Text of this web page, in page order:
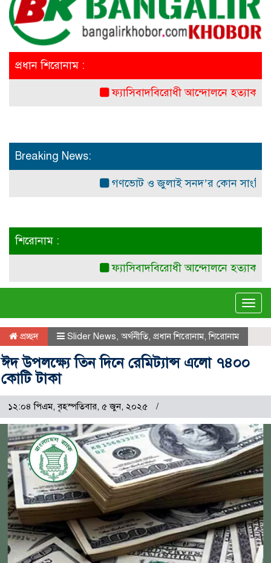
প্রধান শিরোনাম :
ফ্যাসিবাদবিরোধী আন্দোলনে হত্যাকাণ্ডের
Breaking News:
গণভোট ও জুলাই সনদ’র কোন সাংবিধানিক
শিরোনাম :
ফ্যাসিবাদবিরোধী আন্দোলনে হত্যাকাণ্ডের
প্রচ্ছদ Slider News, অর্থনীতি, প্রধান শিরোনাম,শিরোনাম
ঈদ উপলক্ষ্যে তিন দিনে রেমিট্যান্স এলো ৭৪০০
কো‌টি টাকা
১২:০৪ পিএম, বৃহস্পতিবার, ৫ জুন, ২০২৫